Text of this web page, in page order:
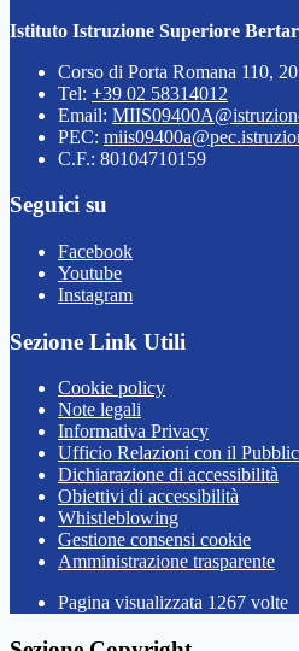
Istituto Istruzione Superiore
Corso di Porta Romana 110,
Tel: +39 02 58314012
Email:
PEC:
C.F.: 80104710159
Seguici su
Facebook
Youtube
Instagram
Sezione Link Utili
Cookie policy
Note legali
Informativa Privacy
Ufficio Relazioni con il
Dichiarazione di accessibilità
Obiettivi di accessibilità
Whistleblowing
Gestione consensi cookie
Amministrazione trasparente
Pagina visualizzata 1267 volte